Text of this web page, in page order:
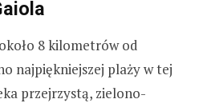
8 kilometrów od
najpiękniejszej plaży w tej
przejrzystą, zielono-